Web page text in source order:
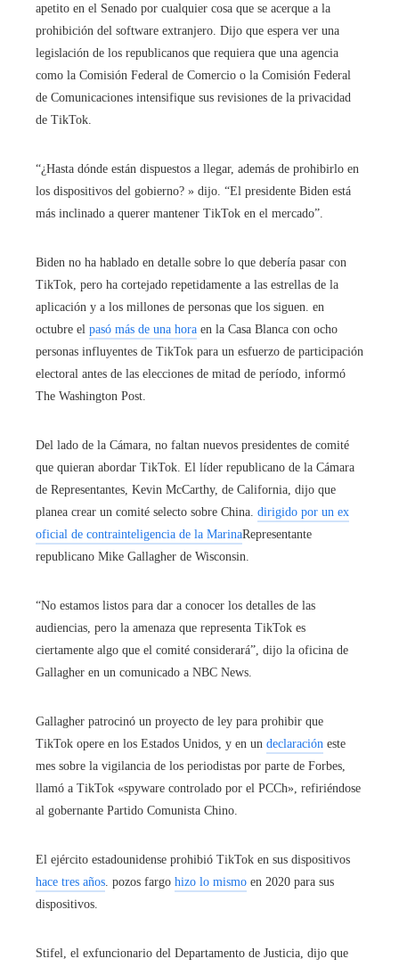
apetito en el Senado por cualquier cosa que se acerque a la
prohibición del software extranjero. Dijo que espera ver una
legislación de los republicanos que requiera que una agencia
como la Comisión Federal de Comercio o la Comisión Federal
de Comunicaciones intensifique sus revisiones de la privacidad
de TikTok.
“¿Hasta dónde están dispuestos a llegar, además de prohibirlo en
los dispositivos del gobierno? » dijo. “El presidente Biden está
más inclinado a querer mantener TikTok en el mercado”.
Biden no ha hablado en detalle sobre lo que debería pasar con
TikTok, pero ha cortejado repetidamente a las estrellas de la
aplicación y a los millones de personas que los siguen. en
octubre el pasó más de una hora en la Casa Blanca con ocho
personas influyentes de TikTok para un esfuerzo de participación
electoral antes de las elecciones de mitad de período, informó
The Washington Post.
Del lado de la Cámara, no faltan nuevos presidentes de comité
que quieran abordar TikTok. El líder republicano de la Cámara
de Representantes, Kevin McCarthy, de California, dijo que
planea crear un comité selecto sobre China. dirigido por un ex
oficial de contrainteligencia de la MarinaRepresentante
republicano Mike Gallagher de Wisconsin.
“No estamos listos para dar a conocer los detalles de las
audiencias, pero la amenaza que representa TikTok es
ciertamente algo que el comité considerará”, dijo la oficina de
Gallagher en un comunicado a NBC News.
Gallagher patrocinó un proyecto de ley para prohibir que
TikTok opere en los Estados Unidos, y en un declaración este
mes sobre la vigilancia de los periodistas por parte de Forbes,
llamó a TikTok «spyware controlado por el PCCh», refiriéndose
al gobernante Partido Comunista Chino.
El ejército estadounidense prohibió TikTok en sus dispositivos
hace tres años . pozos fargo hizo lo mismo en 2020 para sus
dispositivos.
Stifel, el exfuncionario del Departamento de Justicia, dijo que